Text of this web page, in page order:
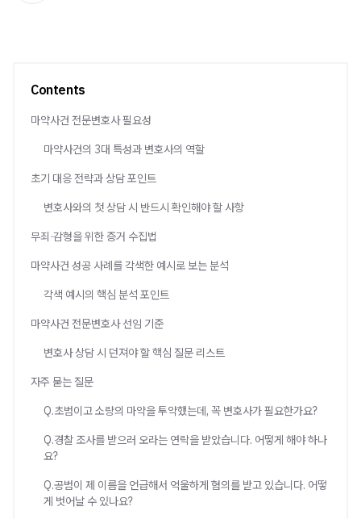
Contents
마약사건 전문변호사 필요성
마약사건의 3대 특성과 변호사의 역할
초기 대응 전략과 상담 포인트
변호사와의 첫 상담 시 반드시 확인해야 할 사항
무죄·감형을 위한 증거 수집법
마약사건 성공 사례를 각색한 예시로 보는 분석
각색 예시의 핵심 분석 포인트
마약사건 전문변호사 선임 기준
변호사 상담 시 던져야 할 핵심 질문 리스트
자주 묻는 질문
Q.초범이고 소량의 마약을 투약했는데, 꼭 변호사가 필요한가요?
Q.경찰 조사를 받으러 오라는 연락을 받았습니다. 어떻게 해야 하나
요?
Q.공범이 제 이름을 언급해서 억울하게 혐의를 받고 있습니다. 어떻
게 벗어날 수 있나요?